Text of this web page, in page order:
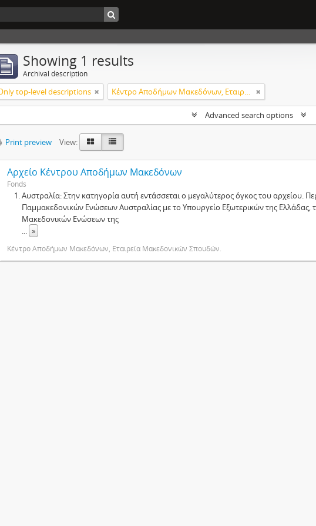
Showing 1 results
Archival description
top-level descriptions Κέντρο Αποδήμων Μακεδόνων, Εταιρεία Μακεδονικών Σπουδών.
Advanced search options
Print preview View:
Αρχείο Κέντρου Αποδήμων Μακεδόνων
Fonds
Αυστραλία: Στην κατηγορία αυτή εντάσσεται ο μεγαλύτερος όγκος του αρχείου.
Παμμακεδονικών Ενώσεων Αυστραλίας με το Υπουργείο Εξωτερικών της
Μακεδονικών Ενώσεων της
... »
Κέντρο Αποδήμων Μακεδόνων, Εταιρεία Μακεδονικών Σπουδών.